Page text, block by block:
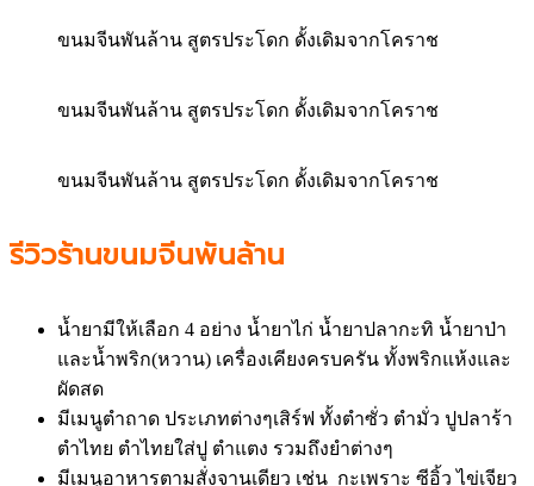
ขนมจีนพันล้าน สูตรประโดก ดั้งเดิมจากโคราช
ขนมจีนพันล้าน สูตรประโดก ดั้งเดิมจากโคราช
ขนมจีนพันล้าน สูตรประโดก ดั้งเดิมจากโคราช
รีวิวร้านขนมจีนพันล้าน
น้ำยามีให้เลือก 4 อย่าง น้ำยาไก่ น้ำยาปลากะทิ น้ำยาป่า
และน้ำพริก(หวาน) เครื่องเคียงครบครัน ทั้งพริกแห้งและ
ผัดสด
มีเมนูตำถาด ประเภทต่างๆเสิร์ฟ ทั้งตำซั่ว ตำมั่ว ปูปลาร้า
ตำไทย ตำไทยใส่ปู ตำแตง รวมถึงยำต่างๆ
มีเมนูอาหารตามสั่งจานเดียว เช่น กะเพราะ ซีอิ้ว ไข่เจียว